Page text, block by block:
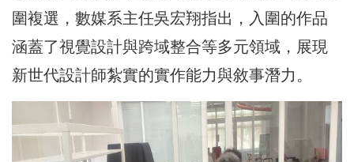
圍複選，數媒系主任吳宏翔指出，入圍的作品
涵蓋了視覺設計與跨域整合等多元領域，展現
新世代設計師紮實的實作能力與敘事潛力。